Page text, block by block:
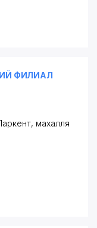
ФИЛИАЛ
махалля